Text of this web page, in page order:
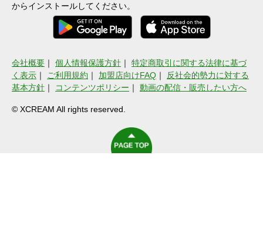
からインストールしてください。
会社概要 ｜ 個人情報保護方針 ｜ 特定商取引に関する法律に基づ
く表示 ｜ ご利用規約 ｜ 加盟店向けFAQ ｜
反社会的勢力に対する
基本方針 ｜ コンテンツポリシー ｜ 動画の配信・販売したい方へ
© XCREAM All rights reserved.